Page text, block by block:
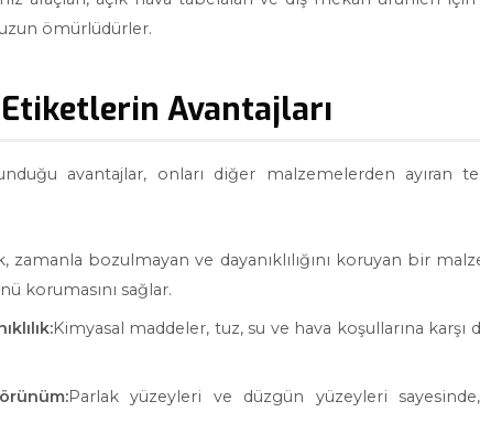
ömürlüdürler.
Avantajları
avantajlar, onları diğer malzemelerden ayıran
zamanla bozulmayan ve dayanıklılığını koruyan bir
korumasını sağlar.
Kimyasal maddeler, tuz, su ve hava koşullarına karşı
Parlak yüzeyleri ve düzgün yüzeyleri